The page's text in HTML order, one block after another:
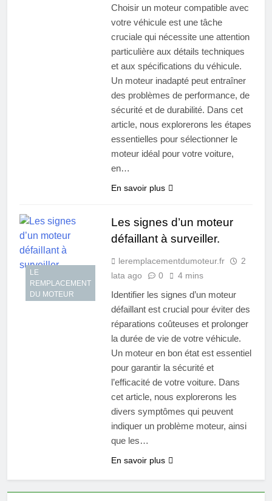
Choisir un moteur compatible avec
votre véhicule est une tâche
cruciale qui nécessite une attention
particulière aux détails techniques
et aux spécifications du véhicule.
Un moteur inadapté peut entraîner
des problèmes de performance, de
sécurité et de durabilité. Dans cet
article, nous explorerons les étapes
essentielles pour sélectionner le
moteur idéal pour votre voiture,
en…
En savoir plus
LE
REMPLACEMENT
DU MOTEUR
Les signes d’un moteur
défaillant à surveiller.
leremplacementdumoteur.fr
2
lata ago
0 4 mins
Identifier les signes d’un moteur
défaillant est crucial pour éviter des
réparations coûteuses et prolonger
la durée de vie de votre véhicule.
Un moteur en bon état est essentiel
pour garantir la sécurité et
l’efficacité de votre voiture. Dans
cet article, nous explorerons les
divers symptômes qui peuvent
indiquer un problème moteur, ainsi
que les…
En savoir plus